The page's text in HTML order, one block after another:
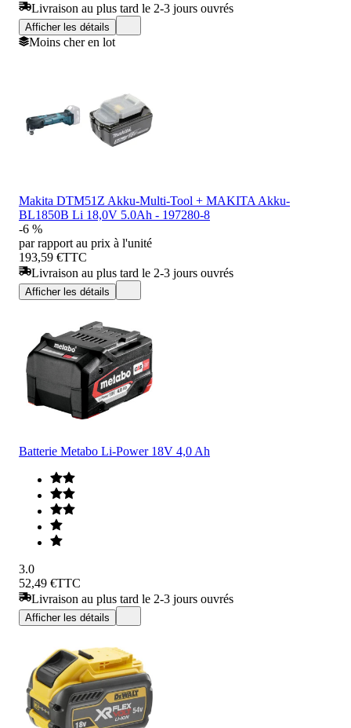
Livraison au plus tard le 2-3 jours ouvrés
Afficher les détails
Moins cher en lot
Makita DTM51Z Akku-Multi-Tool + MAKITA Akku-
BL1850B Li 18,0V 5.0Ah - 197280-8
-6 %
par rapport au prix à l'unité
193,59 €TTC
Livraison au plus tard le 2-3 jours ouvrés
Afficher les détails
Batterie Metabo Li-Power 18V 4,0 Ah
3.0
52,49 €TTC
Livraison au plus tard le 2-3 jours ouvrés
Afficher les détails